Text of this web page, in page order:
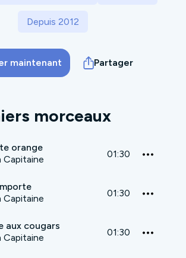
Depuis 2012
maintenant Partager
morceaux
orange
Capitaine
01:30
Capitaine
01:30
aux cougars
Capitaine
01:30